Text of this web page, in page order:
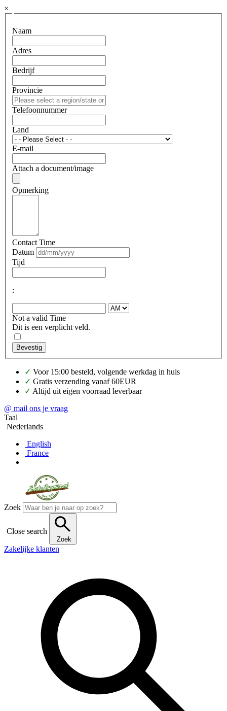
×
Naam
Adres
Bedrijf
Provincie
Telefoonnummer
Land
E-mail
Attach a document/image
Opmerking
Contact Time
Datum
Tijd
:
Not a valid Time
Dit is een verplicht veld.
Bevestig
✓ Voor 15:00 besteld, volgende werkdag in huis
✓ Gratis verzending vanaf 60EUR
✓ Altijd uit eigen voorraad leverbaar
@ mail ons je vraag
Taal
Nederlands
English
France
Zoek
Close search
Zoek
Zakelijke klanten